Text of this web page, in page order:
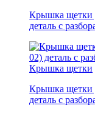
Крышка щетки
деталь с
Крышка щетки
Крышка щетки
деталь с